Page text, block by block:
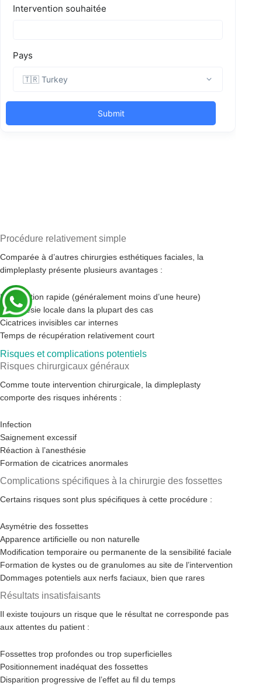
Procédure relativement simple
Comparée à d’autres chirurgies esthétiques faciales, la
dimpleplasty présente plusieurs avantages :
Intervention rapide (généralement moins d’une heure)
Anesthésie locale dans la plupart des cas
Cicatrices invisibles car internes
Temps de récupération relativement court
Risques et complications potentiels
Risques chirurgicaux généraux
Comme toute intervention chirurgicale, la dimpleplasty
comporte des risques inhérents :
Infection
Saignement excessif
Réaction à l’anesthésie
Formation de cicatrices anormales
Complications spécifiques à la chirurgie des fossettes
Certains risques sont plus spécifiques à cette procédure :
Asymétrie des fossettes
Apparence artificielle ou non naturelle
Modification temporaire ou permanente de la sensibilité faciale
Formation de kystes ou de granulomes au site de l’intervention
Dommages potentiels aux nerfs faciaux, bien que rares
Résultats insatisfaisants
Il existe toujours un risque que le résultat ne corresponde pas
aux attentes du patient :
Fossettes trop profondes ou trop superficielles
Positionnement inadéquat des fossettes
Disparition progressive de l’effet au fil du temps